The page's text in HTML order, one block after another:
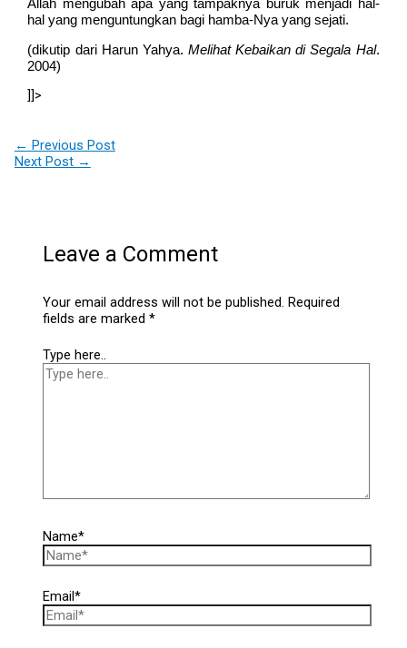
Allah mengubah apa yang tampaknya buruk menjadi hal-
hal yang menguntungkan bagi hamba-Nya yang sejati.
(dikutip dari Harun Yahya. Melihat Kebaikan di Segala Hal.
2004)
]]>
← Previous Post
Next Post →
Leave a Comment
Your email address will not be published. Required
fields are marked*
Type here..
Name*
Email*